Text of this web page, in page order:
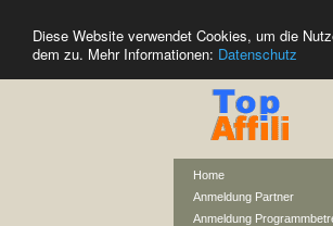
Diese Website verwendet Cookies, um die
dem zu. Mehr Informationen: Datenschutz
Home
Anmeldung Partner
Anmeldung